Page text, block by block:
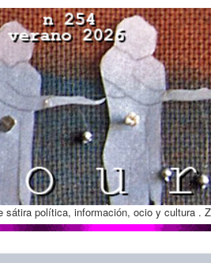
política, información, ocio y cultura .